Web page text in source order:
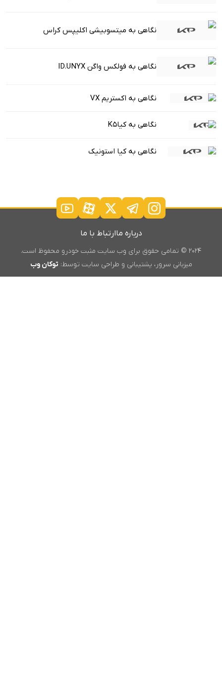
نگاهی به میتسوبیشی اکلیپس کراس
نگاهی به فولکس واگن ID.UNYX
نگاهی به اکستریم VX
نگاهی به کیاK5
نگاهی به کیا استونیک
درباره ماارتباط با ما
۲۰۲۴ © تمامی حقوق برای وب سایت مثبت خودرو محفوظ است.
میزبانی سرور، پشتیبانی و طراحی سایت توسط: توکان وب